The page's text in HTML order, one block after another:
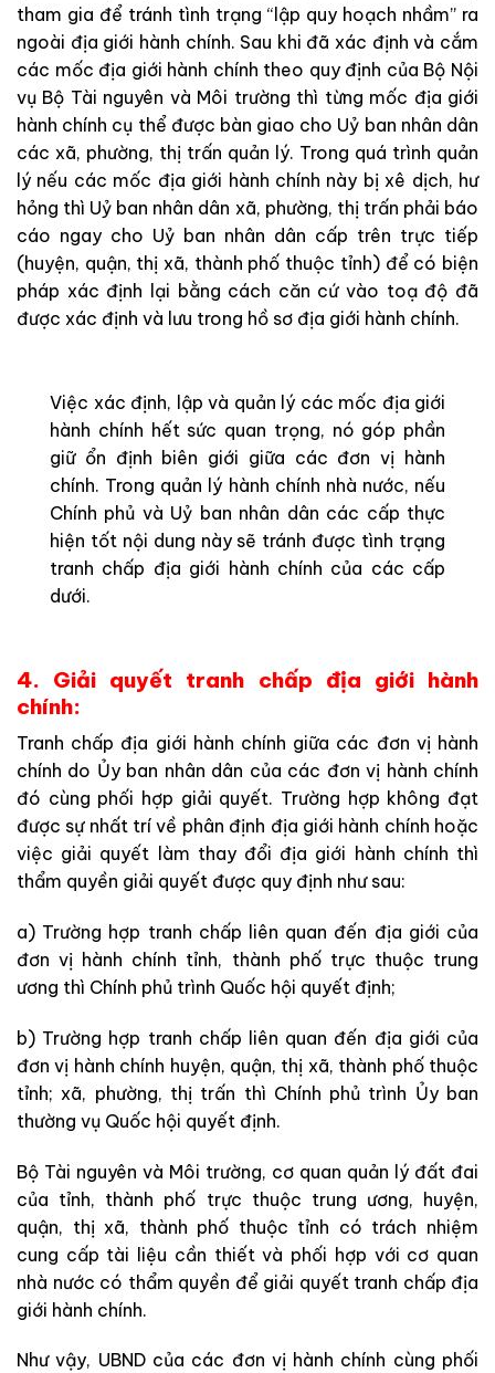
tham gia để tránh tình trạng “lập quy hoạch nhầm” ra
ngoài địa giới hành chính. Sau khi đã xác định và cắm
các mốc địa giới hành chính theo quy định của Bộ Nội
vụ Bộ Tài nguyên và Môi trường thì từng mốc địa giới
hành chính cụ thể được bàn giao cho Uỷ ban nhân dân
các xã, phường, thị trấn quản lý. Trong quá trình quản
lý nếu các mốc địa giới hành chính này bị xê dịch, hư
hỏng thì Uỷ ban nhân dân xã, phường, thị trấn phải báo
cáo ngay cho Uỷ ban nhân dân cấp trên trực tiếp
(huyện, quận, thị xã, thành phố thuộc tỉnh) để có biện
pháp xác định lại bằng cách căn cứ vào toạ độ đã
được xác định và lưu trong hồ sơ địa giới hành chính.
Việc xác định, lập và quản lý các mốc địa giới
hành chính hết sức quan trọng, nó góp phần
giữ ổn định biên giới giữa các đơn vị hành
chính. Trong quản lý hành chính nhà nước, nếu
Chính phủ và Uỷ ban nhân dân các cấp thực
hiện tốt nội dung này sẽ tránh được tình trạng
tranh chấp địa giới hành chính của các cấp
dưới.
4. Giải quyết tranh chấp địa giới hành
chính:
Tranh chấp địa giới hành chính giữa các đơn vị hành
chính do Ủy ban nhân dân của các đơn vị hành chính
đó cùng phối hợp giải quyết. Trường hợp không đạt
được sự nhất trí về phân định địa giới hành chính hoặc
việc giải quyết làm thay đổi địa giới hành chính thì
thẩm quyền giải quyết được quy định như sau:
a) Trường hợp tranh chấp liên quan đến địa giới của
đơn vị hành chính tỉnh, thành phố trực thuộc trung
ương thì Chính phủ trình Quốc hội quyết định;
b) Trường hợp tranh chấp liên quan đến địa giới của
đơn vị hành chính huyện, quận, thị xã, thành phố thuộc
tỉnh; xã, phường, thị trấn thì Chính phủ trình Ủy ban
thường vụ Quốc hội quyết định.
Bộ Tài nguyên và Môi trường, cơ quan quản lý đất đai
của tỉnh, thành phố trực thuộc trung ương, huyện,
quận, thị xã, thành phố thuộc tỉnh có trách nhiệm
cung cấp tài liệu cần thiết và phối hợp với cơ quan
nhà nước có thẩm quyền để giải quyết tranh chấp địa
giới hành chính.
Như vậy, UBND của các đơn vị hành chính cùng phối